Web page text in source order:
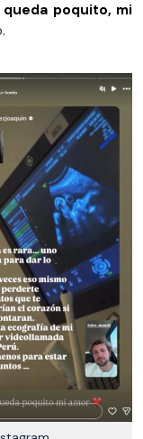
queda poquito, mi